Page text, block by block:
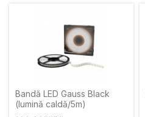
Bandă LED Gauss Black
(lumină caldă/5m)